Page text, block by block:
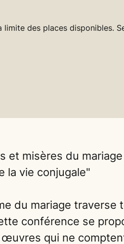
limite des places disponibles.
et misères du
la vie conjugale"
du mariage
conférence se
qui ne